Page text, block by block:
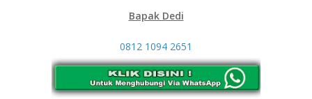
Bapak Dedi
0812 1094 2651